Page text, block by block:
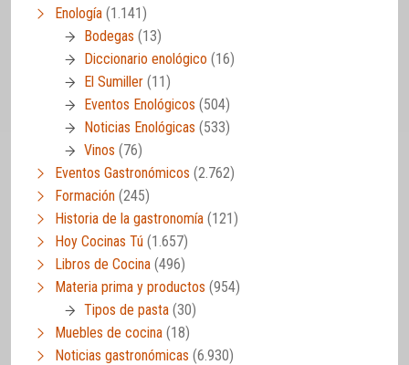
Enología (1.141)
Bodegas (13)
Diccionario enológico (16)
El Sumiller (11)
Eventos Enológicos (504)
Noticias Enológicas (533)
Vinos (76)
Eventos Gastronómicos (2.762)
Formación (245)
Historia de la gastronomía (121)
Hoy Cocinas Tú (1.657)
Libros de Cocina (496)
Materia prima y productos (954)
Tipos de pasta (30)
Muebles de cocina (18)
Noticias gastronómicas (6.930)